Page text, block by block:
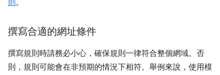
則。
撰寫合適的網址條件
撰寫規則時請務必小心，確保規則一律符合整個網域。否
則，規則可能會在非預期的情況下相符。舉例來說，使用模